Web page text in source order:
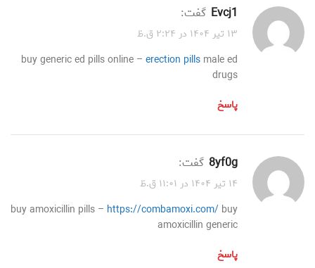
evcj1 گفت:
۱۳ تیر ۱۴۰۴ در ۲:۲۴ ق.ظ
buy generic ed pills online – erection pills male ed
drugs
پاسخ
8yf0g گفت:
۱۴ تیر ۱۴۰۴ در ۱۱:۰۱ ق.ظ
buy amoxicillin pills – https://combamoxi.com/ buy
amoxicillin generic
پاسخ